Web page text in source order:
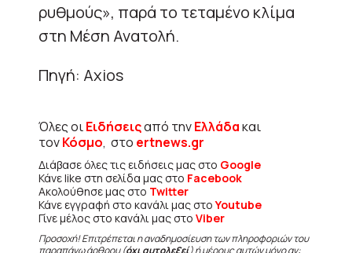
ρυθμούς», παρά το τεταμένο κλίμα
στη Μέση Ανατολή.
Πηγή: Axios
Όλες οιΕιδήσειςαπό τηνΕλλάδακαι
τονΚόσμο, στο ertnews.gr
Διάβασε όλες τις ειδήσεις μας στο Google
Κάνε like στη σελίδα μας στο Facebook
Ακολούθησε μας στο Twitter
Κάνε εγγραφή στο κανάλι μας στοYoutube
Γίνε μέλος στο κανάλι μας στο Viber
Προσοχή! Επιτρέπεται η αναδημοσίευση των πληροφοριών του
παραπάνω άρθρου (όχι αυτολεξεί) ή μέρους αυτών μόνο αν: